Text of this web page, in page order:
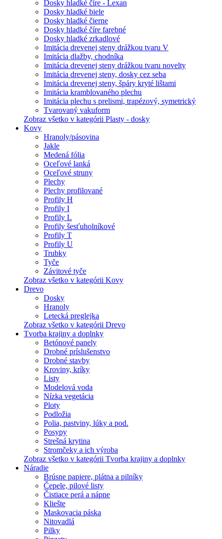
Dosky hladké číre - Lexan
Dosky hladké biele
Dosky hladké čierne
Dosky hladké číre farebné
Dosky hladké zrkadlové
Imitácia drevenej steny drážkou tvaru V
Imitácia dlažby, chodníka
Imitácia drevenej steny drážkou tvaru novelty
Imitácia drevenej steny, dosky cez seba
Imitácia drevenej steny, špáry kryté lištami
Imitácia kramblovaného plechu
Imitácia plechu s prelismi, trapézový, symetrický
Tvarovaný vakuform
Zobraz všetko v kategórii Plasty - dosky
Kovy
Hranoly/pásovina
Jakle
Medená fólia
Oceľové lanká
Oceľové struny
Plechy
Plechy profilované
Profily H
Profily I
Profily L
Profily šesťuholníkové
Profily T
Profily U
Trubky
Tyče
Závitové tyče
Zobraz všetko v kategórii Kovy
Drevo
Dosky
Hranoly
Letecká preglejka
Zobraz všetko v kategórii Drevo
Tvorba krajiny a doplnky
Betónové panely
Drobné príslušenstvo
Drobné stavby
Kroviny, kríky
Listy
Modelová voda
Nízka vegetácia
Ploty
Podložia
Polia, pastviny, lúky a pod.
Posypy
Strešná krytina
Stromčeky a ich výroba
Zobraz všetko v kategórii Tvorba krajiny a doplnky
Náradie
Brúsne papiere, plátna a pilníky
Čepele, pilové listy
Čistiace perá a nápne
Kliešte
Maskovacia páska
Nitovadlá
Pilky